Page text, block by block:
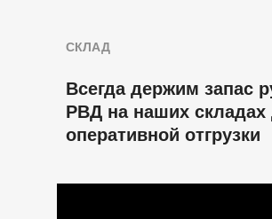
СКЛАД
Всегда держим запас
РВД на наших складах
оперативной отгрузки